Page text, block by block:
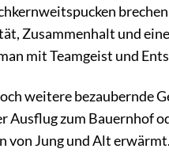
Zusammenhalt und
mit Teamgeist und
weitere bezaubernde
zum Bauernhof
von Jung und Alt erwärmt.